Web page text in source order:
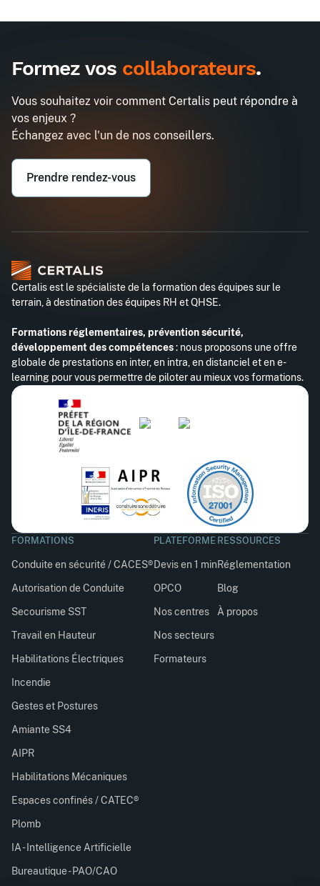
Formez vos collaborateurs.
Vous souhaitez voir comment Certalis peut répondre à
vos enjeux ?
Échangez avec l'un de nos conseillers.
Prendre rendez-vous
Certalis est le spécialiste de la formation des équipes sur le
terrain, à destination des équipes RH et QHSE.
Formations réglementaires, prévention sécurité,
développement des compétences: nous proposons une offre
globale de prestations en inter, en intra, en distanciel et en e-
learning pour vous permettre de piloter au mieux vos formations.
FORMATIONS
Conduite en sécurité / CACES®
Autorisation de Conduite
Secourisme SST
Travail en Hauteur
Habilitations Électriques
Incendie
Gestes et Postures
Amiante SS4
AIPR
Habilitations Mécaniques
Espaces confinés / CATEC®
Plomb
IA - Intelligence Artificielle
Bureautique - PAO/CAO
PLATEFORME
Devis en 1 min
OPCO
Nos centres
Nos secteurs
Formateurs
RESSOURCES
Réglementation
Blog
À propos